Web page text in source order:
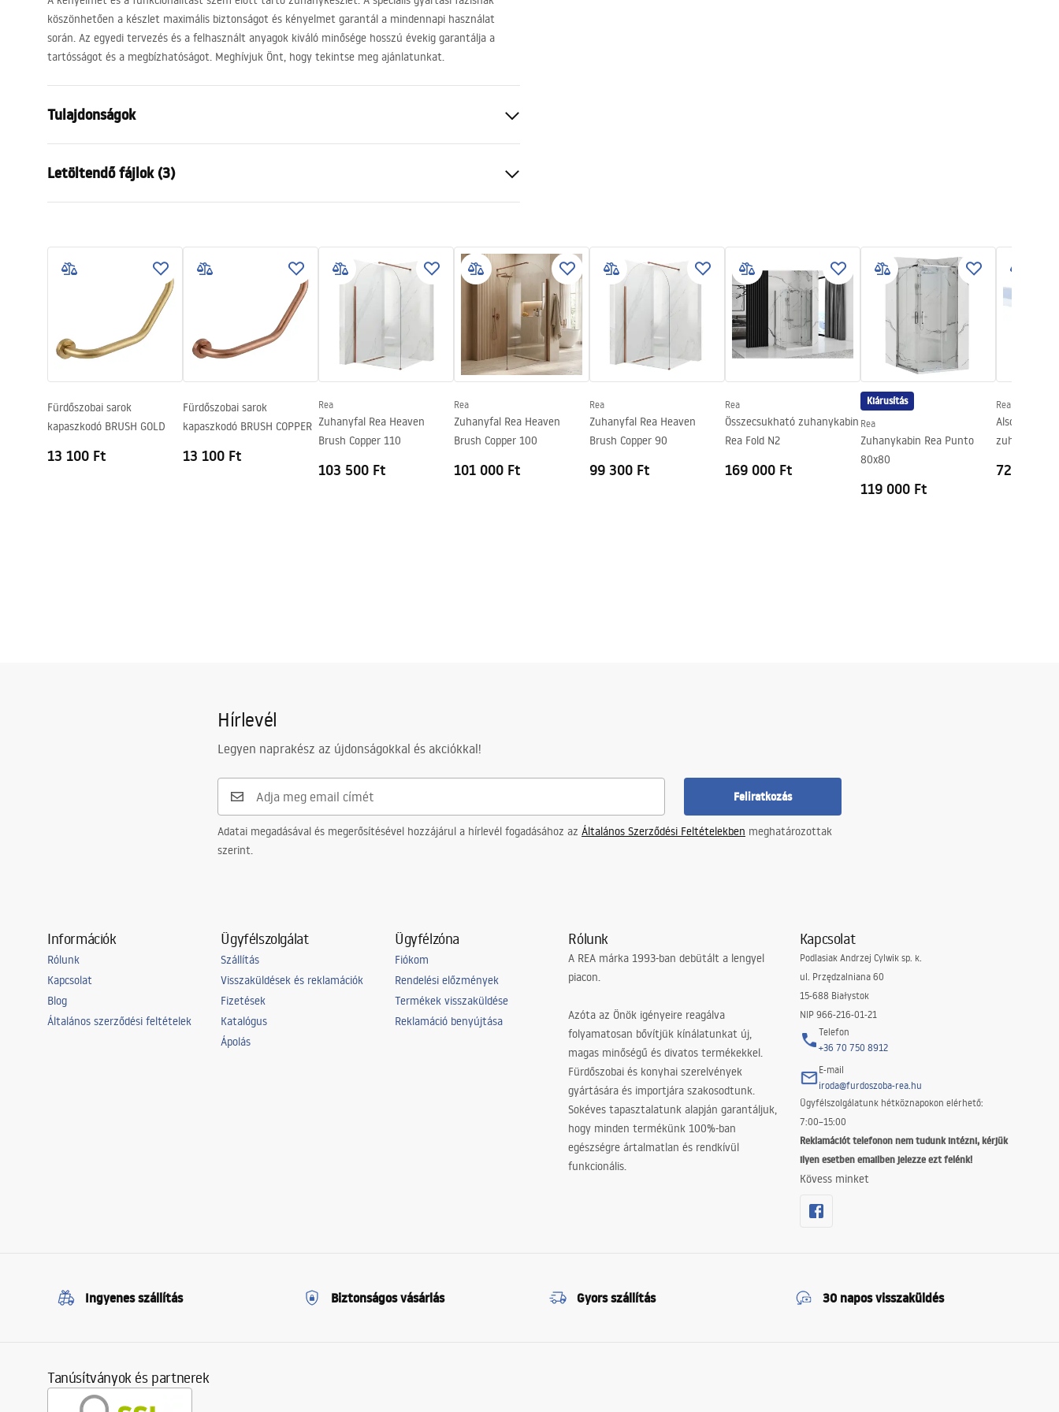
köszönhetően a készlet maximális biztonságot és kényelmet garantál a mindennapi használat
során. Az egyedi tervezés és a felhasznált anyagok kiváló minősége hosszú évekig garantálja a
tartósságot és a megbízhatóságot. Meghívjuk Önt, hogy tekintse meg ajánlatunkat.
Tulajdonságok
Anyag
Csaptelep típusa
Egykaros
1440
mm
Igen, forgatható
Nyomásszabályozás
Anti-Calc rendszer
Bevonási technológia
PVD
A vízcsatlakozások távolsága
mm
Garancia
24 Hónap
Letöltendő fájlok (3)
Safety_Information_Shower_set.p
Warranty_Terms_and_Conditions_
Faucets_-_5.pdf
Összeszerelési útmutató
shower_set.pdf
Fürdőszobai sarok
kapaszkodó BRUSH GOLD
13 100 Ft
Fürdőszobai sarok
kapaszkodó BRUSH COPPER
13 100 Ft
Rea
Zuhanyfal Rea Heaven
Brush Copper 110
103 500 Ft
Rea
Zuhanyfal Rea Heaven
Brush Copper 100
101 000 Ft
Rea
Zuhanyfal Rea Heaven
Brush Copper 90
99 300 Ft
Rea
Összecsukható zuhanykabin
Rea Fold N2
169 000 Ft
Kiárusítás
Rea
Zuhanykabin Rea Punto
80x80
119 000 Ft
Rea
Alsó tömítés
7200 Ft
Hírlevél
Legyen naprakész az újdonságokkal és akciókkal!
Feliratkozás
Adatai megadásával és megerősítésével hozzájárul a hírlevél fogadásához az Általános Szerződési Feltételekben meghatározottak
szerint.
Információk
Rólunk
Kapcsolat
Blog
Általános szerződési feltételek
Ügyfélszolgálat
Szállítás
Visszaküldések és reklamációk
Fizetések
Katalógus
Ápolás
Ügyfélzóna
Fiókom
Rendelési előzmények
Termékek visszaküldése
Reklamáció benyújtása
Rólunk
A REA márka 1993-ban debütált a lengyel
piacon.
Azóta az Önök igényeire reagálva
folyamatosan bővítjük kínálatunkat új,
magas minőségű és divatos termékekkel.
Fürdőszobai és konyhai szerelvények
gyártására és importjára szakosodtunk.
Sokéves tapasztalatunk alapján garantáljuk,
hogy minden termékünk 100%-ban
egészségre ártalmatlan és rendkívül
funkcionális.
Kapcsolat
Podlasiak Andrzej Cylwik sp. k.
ul. Przędzalniana 60
15-688 Białystok
NIP 966-216-01-21
Telefon
+36 70 750 8912
E-mail
iroda@furdoszoba-rea.hu
Ügyfélszolgálatunk hétköznapokon elérhető:
7:00–15:00
Reklamációt telefonon nem tudunk intézni, kérjük
ilyen esetben emailben jelezze ezt felénk!
Kövess minket
Ingyenes szállítás Biztonságos vásárlás Gyors szállítás 30 napos visszaküldés
Tanúsítványok és partnerek